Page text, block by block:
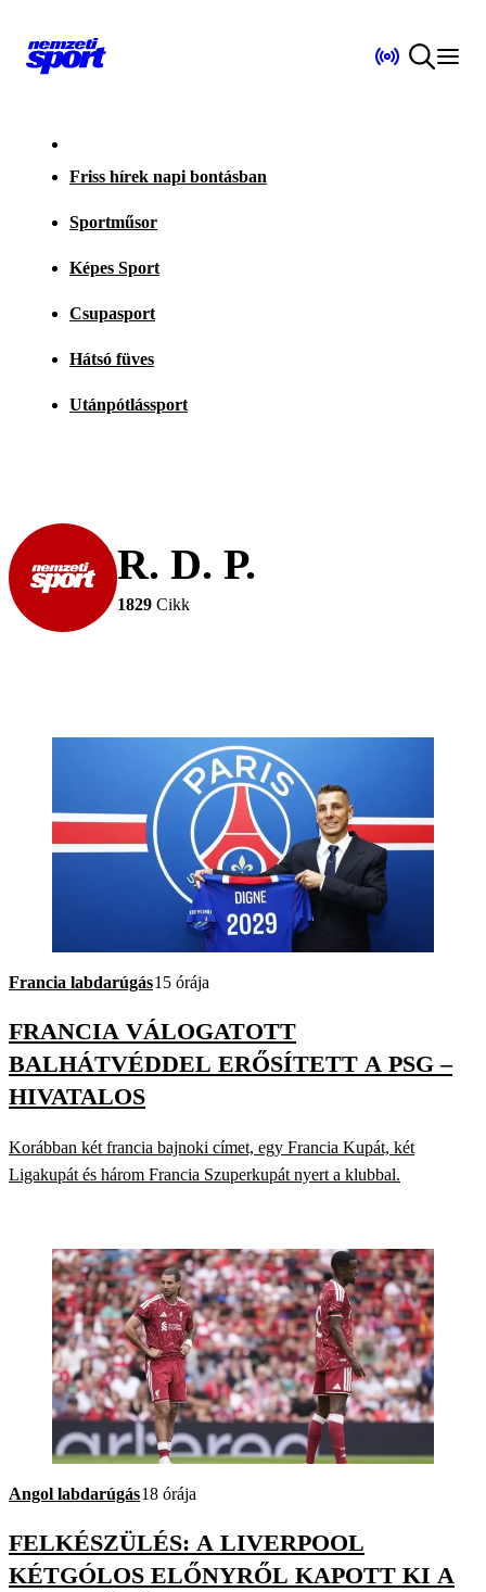
Friss hírek napi bontásban
Sportműsor
Képes Sport
Csupasport
Hátsó füves
Utánpótlássport
R. D. P.
1829 Cikk
Francia labdarúgás15 órája
FRANCIA VÁLOGATOTT
BALHÁTVÉDDEL ERŐSÍTETT A PSG –
HIVATALOS
Korábban két francia bajnoki címet, egy Francia Kupát, két
Ligakupát és három Francia Szuperkupát nyert a klubbal.
Angol labdarúgás18 órája
FELKÉSZÜLÉS: A LIVERPOOL
KÉTGÓLOS ELŐNYRŐL KAPOTT KI A